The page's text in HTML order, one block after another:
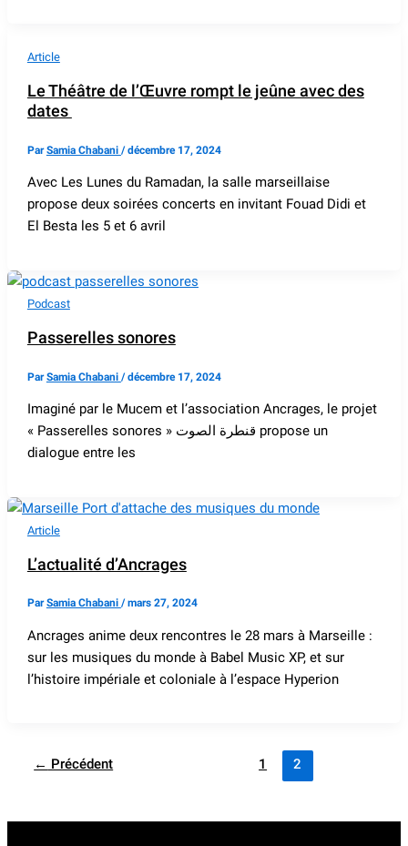
Article
Le Théâtre de l’Œuvre rompt le jeûne avec des
dates
ParSamia Chabani /décembre 17, 2024
Avec Les Lunes du Ramadan, la salle marseillaise
propose deux soirées concerts en invitant Fouad Didi et
El Besta les 5 et 6 avril
Podcast
Passerelles sonores
ParSamia Chabani /décembre 17, 2024
Imaginé par le Mucem et l’association Ancrages, le projet
« Passerelles sonores » قنطرة الصوت propose un
dialogue entre les
Article
L’actualité d’Ancrages
ParSamia Chabani /mars 27, 2024
Ancrages anime deux rencontres le 28 mars à Marseille :
sur les musiques du monde à Babel Music XP, et sur
l’histoire impériale et coloniale à l’espace Hyperion
← Précédent 1 2